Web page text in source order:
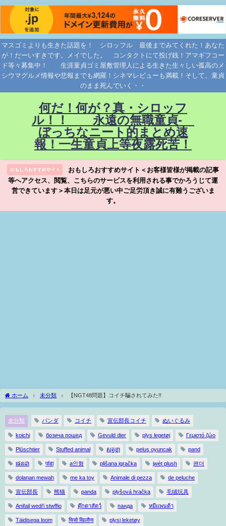
マスゴミよりも生きた話題を！ シロッフル 最後までみてくれた！あなた
が！だーいすきです。メイでした。 コンタクトにて投げ銭！アマギフコー
ド等々募集中！ 生涯童貞ゴミ屋敷管理人による生きた生々しい孤高のメ
シウマグルメ情報や悲報までも網羅！シネマレビューも満載！そして、童貞
のまま死んでいく・・
何だ！何が？真・シロッフ
ル！！ 永遠の無職童貞-
ぼっちなニート的まとめ速
報！一生童貞上等夜露死苦！
おもしろおすすめサイト
おもしろおすすめサイト＜お客様皆様が掲載の記事
等へアクセス、閲覧、こちらのサービスを利用される事でかろうじて運
営できています＞本日は足元が悪い中ご足労頂き誠に有難うございま
す。
ホーム 未分類 【NGT48問題】コイチ騙されてみた!!
未分類 パンダ コイチ 宣伝部長コイチ ぬいぐるみ
koichi бозича пошед Gevuld dier plys legetøj Γεμιστό ζώο
Plüschtier Stuffed animal សត្វខ្លា peluş oyuncak pand
ផេនដា पांडा a인형 plišana igračka jwèt plush 팬더
dolanan mewah me ka toy Animale di pezza de peluche
宣伝部長 熊猫 panda plyšová hračka 毛绒玩具
Anifail wedi'i stwffio ตุ๊กตาสัตว์ панда หมีแพนด้า
Täidisega loom चिसो खिलौना plysj leketøy